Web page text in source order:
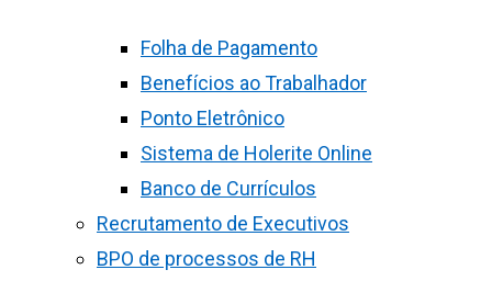
Folha de Pagamento
Benefícios ao Trabalhador
Ponto Eletrônico
Sistema de Holerite Online
Banco de Currículos
Recrutamento de Executivos
BPO de processos de RH